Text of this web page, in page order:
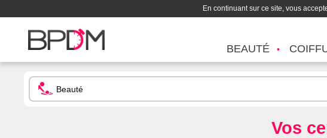
En continuant sur ce site, vous
BEAUTÉ
Vos